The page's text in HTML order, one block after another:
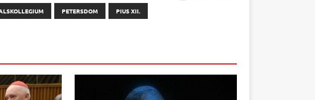
PETERSDOM PIUS XII.